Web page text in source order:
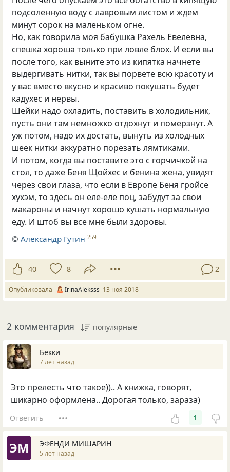
подсоленную воду с лавровым листом и ждем
минут сорок на маленьком огне.
Но, как говорила моя бабушка Рахель Евелевна,
спешка хороша только при ловле блох. И если вы
после того, как выните это из кипятка начнете
выдергивать нитки, так вы порвете всю красоту и
у вас вместо вкусно и красиво покушать будет
кадухес и нервы.
Шейки надо охладить, поставить в холодильник,
пусть они там немножко отдохнут и померзнут. А
уж потом, надо их достать, вынуть из холодных
шеек нитки аккуратно порезать лямтиками.
И потом, когда вы поставите это с горчичкой на
стол, то даже Беня Щойхес и бенина жена, увидят
через свои глаза, что если в Европе Беня гройсе
хухэм, то здесь он еле-еле поц, забудут за свои
макароны и начнут хорошо кушать нормальную
еду. И штоб вы все мне были здоровы.
©Александр Гутин 259
40 8 2
Опубликовала IrinaAleksss 13 ноя 2018
2 комментария популярные
Бекки
7 лет назад
Это прелесть что такое)).. А книжка, говорят,
шикарно оформлена.. Дорогая только, зараза)
Ответить 1
ЭМ ЭФЕНДИ МИШАРИН
5 лет назад